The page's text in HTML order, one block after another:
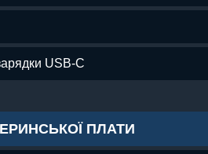
USB-C
ПЛАТИ